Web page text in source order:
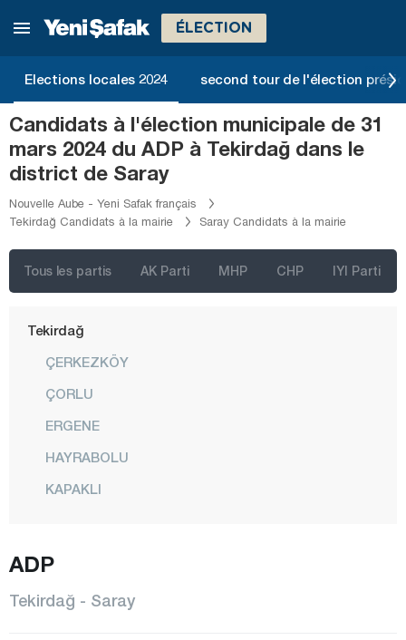
ÉLECTION
Elections locales 2024 second tour de l'élection
Candidats à l'élection municipale de 31
mars 2024 du ADP à Tekirdağ dans le
district de Saray
Nouvelle Aube - Yeni Safak français
Tekirdağ Candidats à la mairie
Saray Candidats à la mairie
Tous les partis AK Parti MHP CHP IYI Parti
Osmaniye
Sakarya
Samsun
Şanlıurfa
Siirt
Sinop
Sivas
Tekirdağ
ÇERKEZKÖY
ÇORLU
ERGENE
HAYRABOLU
KAPAKLI
ADP
Tekirdağ - Saray